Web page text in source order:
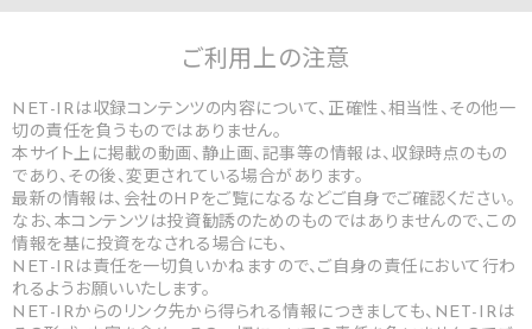
ご利用上の注意
NET-IRは収録コンテンツの内容について、正確性、相当性、その他一
切の責任を負うものではありません。
本サイト上に掲載の動画、静止画、記事等の情報は、収録時点のもの
であり、その後、変更されている場合があります。
最新の情報は、会社のHPをご覧になるなどご自身でご確認ください。
なお、本コンテンツは投資勧誘のためのものではありませんので、この
情報を基に投資をなされる場合にも、
NET-IRは責任を一切負いかねますので、ご自身の責任において行わ
れるようお願いいたします。
NET-IRからのリンク先から得られる情報につきましても、NET-IRは